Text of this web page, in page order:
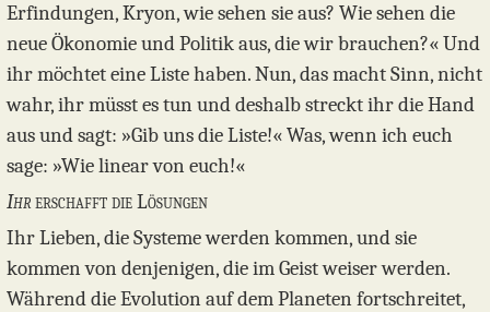
Erfindungen, Kryon, wie sehen sie aus? Wie sehen die
neue Ökonomie und Politik aus, die wir brauchen?« Und
ihr möchtet eine Liste haben. Nun, das macht Sinn, nicht
wahr, ihr müsst es tun und deshalb streckt ihr die Hand
aus und sagt: »Gib uns die Liste!« Was, wenn ich euch
sage: »Wie linear von euch!«
Ihrerschafft die Lösungen
Ihr Lieben, die Systeme werden kommen, und sie
kommen von denjenigen, die im Geist weiser werden.
Während die Evolution auf dem Planeten fortschreitet,